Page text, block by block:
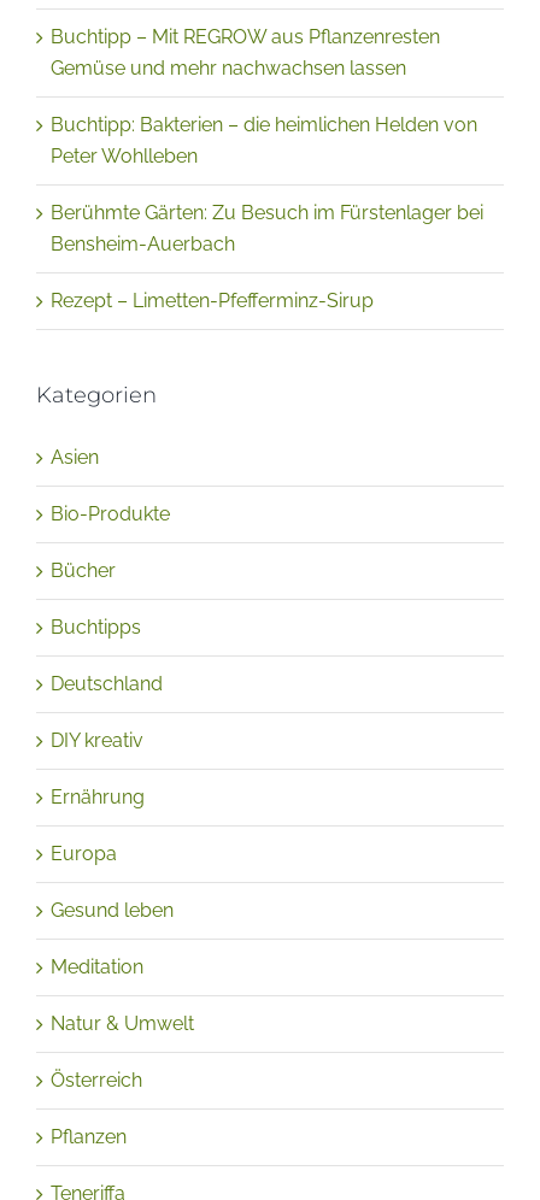
Buchtipp: Bakterien – die heimlichen Helden von
Peter Wohlleben
Berühmte Gärten: Zu Besuch im Fürstenlager bei
Bensheim-Auerbach
Rezept – Limetten-Pfefferminz-Sirup
Kategorien
Bücher
Buchtipps
Deutschland
DIY kreativ
Ernährung
Europa
Gesund leben
Meditation
Natur & Umwelt
Österreich
Pflanzen
Teneriffa
Tiere